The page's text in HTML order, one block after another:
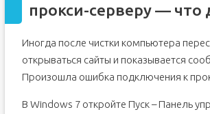
прокси-серверу — что
Иногда после чистки компьютера
открываться сайты и показывается
Произошла ошибка подключения к
В Windows 7 откройте Пуск – Панель